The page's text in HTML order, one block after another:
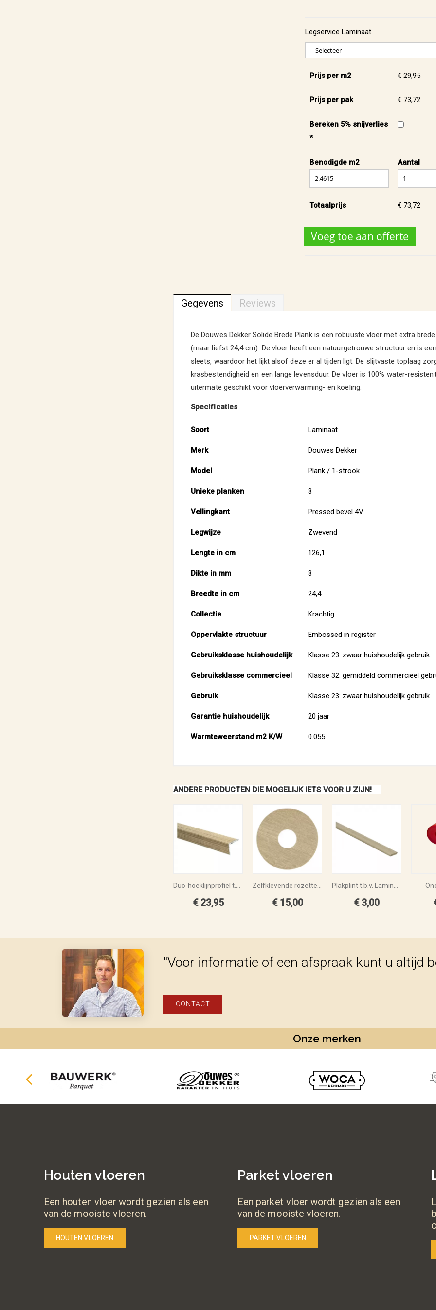
Legservice Laminaat
Prijs per m2 € 29,95
Prijs per pak € 73,72
Bereken 5% snijverlies
*
Benodigde m2 Aantal
Totaalprijs € 73,72
Voeg toe aan offerte
Gegevens
De Douwes Dekker Solide Brede Plank is een robuuste vloer met extra
(maar liefst 24,4 cm). De vloer heeft een natuurgetrouwe structuur en is
sleets, waardoor het lijkt alsof deze er al tijden ligt. De slijtvaste toplaag
krasbestendigheid en een lange levensduur. De vloer is 100% water-
uitermate geschikt voor vloerverwarming- en koeling.
Specificaties
Soort Laminaat
Merk Douwes Dekker
Model Plank / 1-strook
Unieke planken 8
Vellingkant Pressed bevel 4V
Legwijze Zwevend
Lengte in cm 126,1
Dikte in mm 8
Breedte in cm 24,4
Collectie Krachtig
Oppervlakte structuur Embossed in register
Gebruiksklasse huishoudelijk Klasse 23: zwaar huishoudelijk gebruik
Gebruiksklasse commercieel Klasse 32: gemiddeld commercieel
Gebruik Klasse 23: zwaar huishoudelijk gebruik
Garantie huishoudelijk 20 jaar
Warmteweerstand m2 K/W 0.055
Reviews
ANDERE PRODUCTEN DIE MOGELIJK IETS VOOR U ZIJN!
€ 23,95 € 15,00 € 3,00
"Voor informatie of een afspraak kunt u altijd
CONTACT
Onze merken
Houten vloeren
Een houten vloer wordt gezien als een
van de mooiste vloeren.
HOUTEN VLOEREN
Parket vloeren
Een parket vloer wordt gezien als een
van de mooiste vloeren.
PARKET VLOEREN